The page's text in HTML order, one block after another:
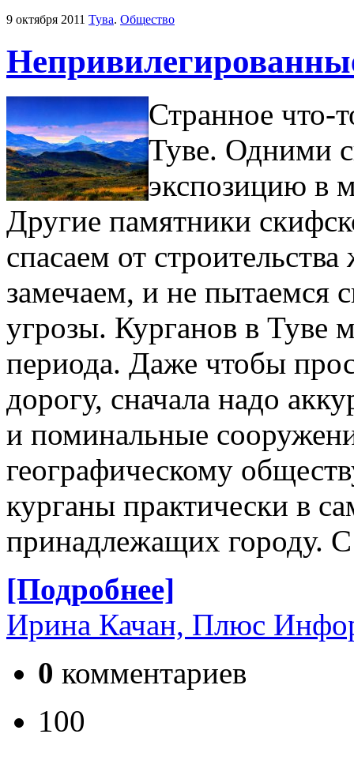
9 октября 2011 Тува. Общество
Странное что-
Туве. Одними
экспозицию в
Другие памятники
спасаем от
замечаем, и не пытаемся
угрозы. Курганов в Туве
периода. Даже чтобы
дорогу, сначала надо
и поминальные
географическому
курганы практически в
принадлежащих городу.
[Подробнее]
Ирина Качан, Плюс
0 комментариев
100